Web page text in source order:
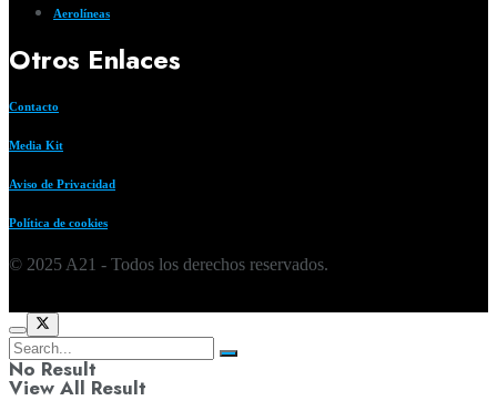
Aerolíneas
Otros Enlaces
Contacto
Media Kit
Aviso de Privacidad
Política de cookies
© 2025 A21 - Todos los derechos reservados.
No Result
View All Result